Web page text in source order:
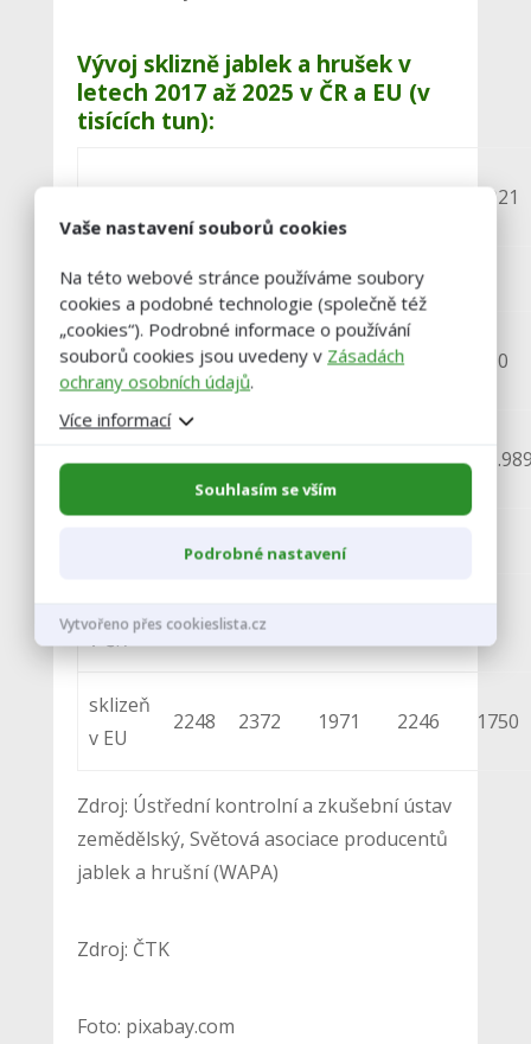
Vývoj sklizně jablek a hrušek v
letech 2017 až 2025 v ČR a EU (v
tisících tun):
2021
jablka
sklizeň
v ČR
102 145 103 118 110
9158 13.264 10.746 10.646
v ČR
4 7
sklizeň
v EU
2248 2372 1971 2246 1750
Zdroj: Ústřední kontrolní a zkušební ústav
zemědělský, Světová asociace producentů
jablek a hrušní (WAPA)
Zdroj: ČTK
Foto: pixabay.com
Vaše nastavení souborů cookies
Na této webové stránce používáme soubory
cookies a podobné technologie (společně též
„cookies“). Podrobné informace o používání
souborů cookies jsou uvedeny v Zásadách
ochrany osobních údajů.
Více informací
Souhlasím se vším
Podrobné nastavení
Vytvořeno přes cookieslista.cz